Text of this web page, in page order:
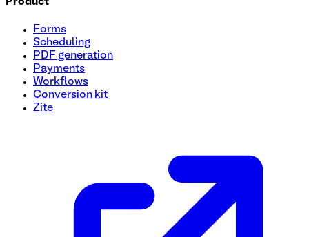
¿Necesita recopilar información de autorización del
de autorización de modelo es la solución perfecta para
ajuste a tus necesidades sin esfuerzo.
Forms
Scheduling
PDF generation
Payments
Workflows
Conversion kit
Zite